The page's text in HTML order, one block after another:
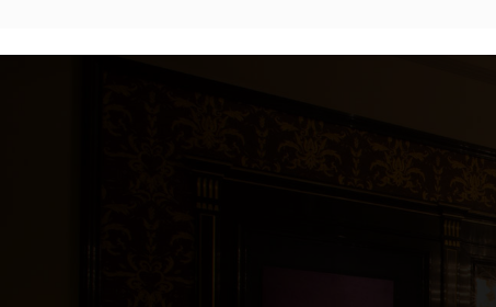
吉林省延边市延吉市解放路劳力士售
辽宁省鞍山市铁东区站前街劳力士售
辽宁省本溪市平山区胜利路劳力士售
辽宁省朝阳市双塔区新华路劳力士售
辽宁省丹东市振兴区七经街劳力士售